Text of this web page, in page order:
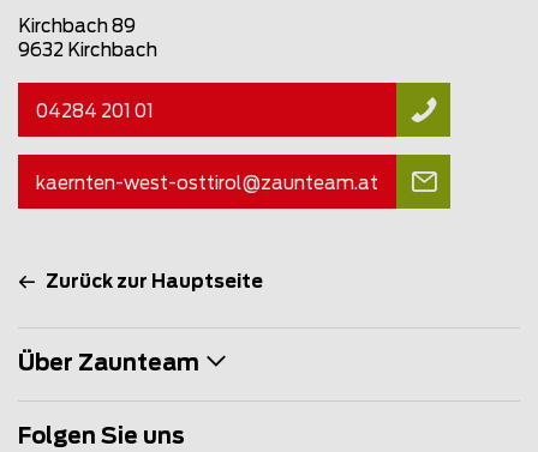
Kirchbach 89
9632 Kirchbach
04284 201 01
kaernten-west-osttirol@zaunteam.at
Zurück zur Hauptseite
Über Zaunteam
Folgen Sie uns